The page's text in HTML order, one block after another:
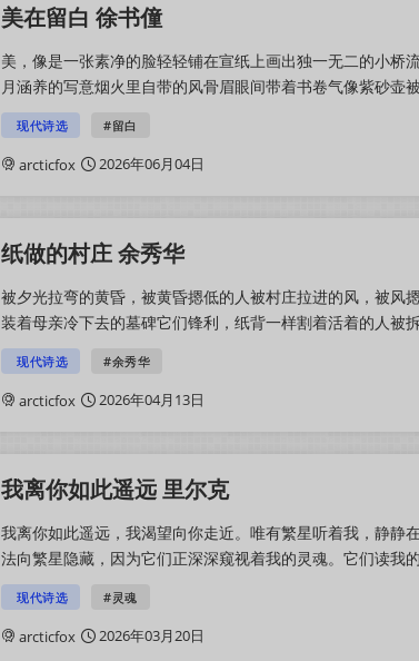
美在留白 徐书僮
美，像是一张素净的脸轻轻铺在宣纸上画出独一无二的小桥
月涵养的写意烟火里自带的风骨眉眼间带着书卷气像紫砂壶
一动才明白美从不是填满而是留白里一声轻轻的、动人的回...
现代诗选 #留白
arcticfox 2026年06月04日
纸做的村庄 余秀华
被夕光拉弯的黄昏，被黄昏摁低的人被村庄拉进的风，被风
装着母亲冷下去的墓碑它们锋利，纸背一样割着活着的人被
的房子，被拖进房子的旧人被玩来玩去的我的虚名母亲的墓...
现代诗选 #余秀华
arcticfox 2026年04月13日
我离你如此遥远 里尔克
我离你如此遥远，我渴望向你走近。唯有繁星听着我，静静
法向繁星隐藏，因为它们正深深窥视着我的灵魂。它们读我
底，因我的泪，澄照心底，因我的痛，——澄照若干心愿，那
现代诗选 #灵魂
arcticfox 2026年03月20日